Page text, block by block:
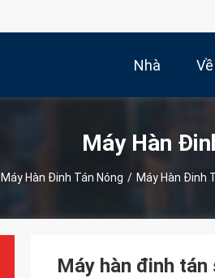
Nhà
Máy Hàn
Máy Hàn Đinh Tán Nóng / Máy Hàn Đinh
Máy hàn đinh